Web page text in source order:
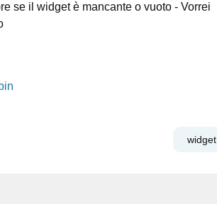
se il widget è mancante o vuoto - Vorrei
widget